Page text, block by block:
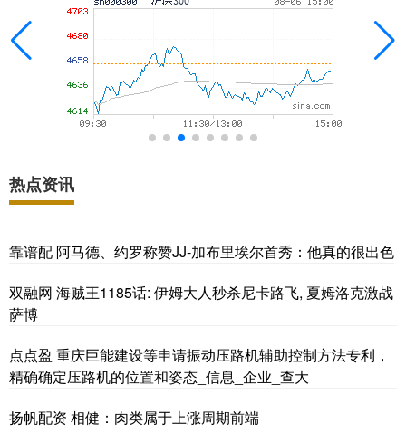
热点资讯
靠谱配 阿马德、约罗称赞JJ-加布里埃尔首秀：他真的很出色
双融网 海贼王1185话: 伊姆大人秒杀尼卡路飞, 夏姆洛克激战
萨博
点点盈 重庆巨能建设等申请振动压路机辅助控制方法专利，
精确确定压路机的位置和姿态_信息_企业_查大
扬帆配资 相健：肉类属于上涨周期前端